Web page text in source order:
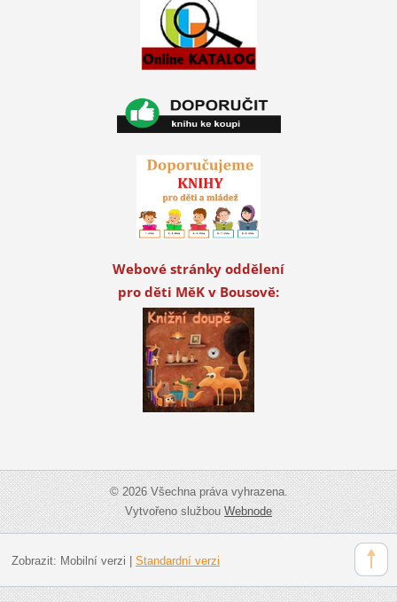
Webové stránky oddělení
pro děti MěK v Bousově:
© 2026 Všechna práva vyhrazena.
Vytvořeno službouWebnode
Zobrazit: Mobilní verzi Standardní verzi